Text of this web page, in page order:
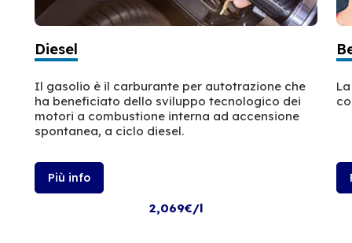
Diesel
Il gasolio è il carburante per autotrazione che
ha beneficiato dello sviluppo tecnologico dei
motori a combustione interna ad accensione
spontanea, a ciclo diesel.
Più info
2,069€/l